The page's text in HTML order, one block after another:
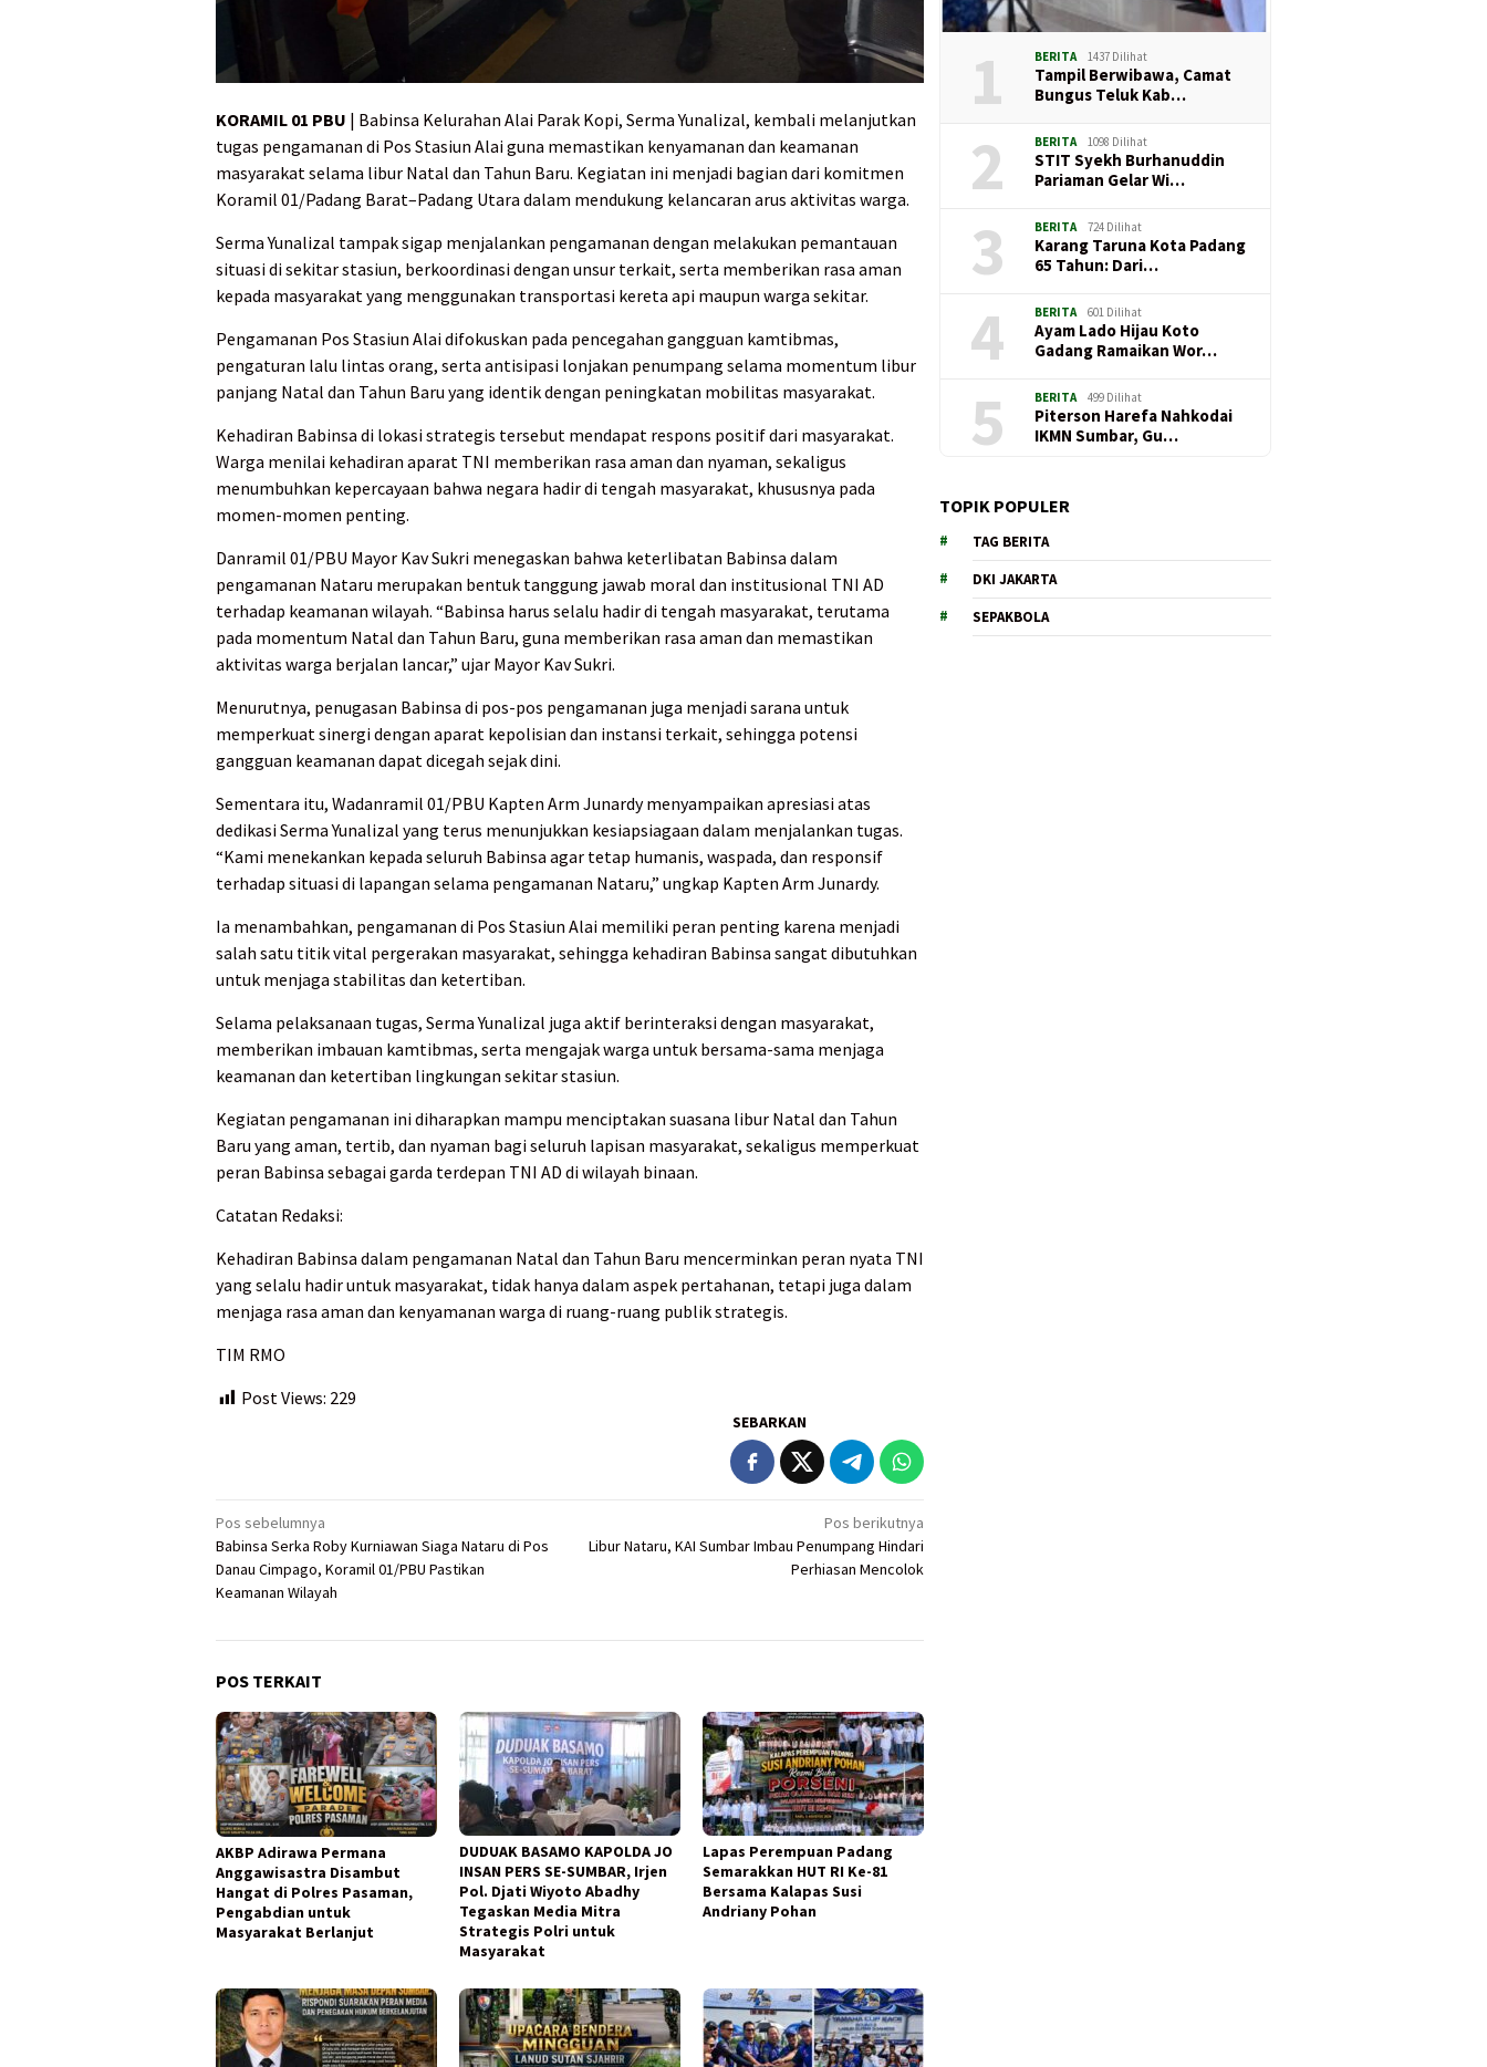
KORAMIL 01 PBU | Babinsa Kelurahan Alai Parak Kopi, Serma Yunalizal, kembali melanjutkan
tugas pengamanan di Pos Stasiun Alai guna memastikan kenyamanan dan keamanan
masyarakat selama libur Natal dan Tahun Baru. Kegiatan ini menjadi bagian dari komitmen
Koramil 01/Padang Barat–Padang Utara dalam mendukung kelancaran arus aktivitas warga.
Serma Yunalizal tampak sigap menjalankan pengamanan dengan melakukan pemantauan
situasi di sekitar stasiun, berkoordinasi dengan unsur terkait, serta memberikan rasa aman
kepada masyarakat yang menggunakan transportasi kereta api maupun warga sekitar.
Pengamanan Pos Stasiun Alai difokuskan pada pencegahan gangguan kamtibmas,
pengaturan lalu lintas orang, serta antisipasi lonjakan penumpang selama momentum libur
panjang Natal dan Tahun Baru yang identik dengan peningkatan mobilitas masyarakat.
Kehadiran Babinsa di lokasi strategis tersebut mendapat respons positif dari masyarakat.
Warga menilai kehadiran aparat TNI memberikan rasa aman dan nyaman, sekaligus
menumbuhkan kepercayaan bahwa negara hadir di tengah masyarakat, khususnya pada
momen-momen penting.
Danramil 01/PBU Mayor Kav Sukri menegaskan bahwa keterlibatan Babinsa dalam
pengamanan Nataru merupakan bentuk tanggung jawab moral dan institusional TNI AD
terhadap keamanan wilayah. “Babinsa harus selalu hadir di tengah masyarakat, terutama
pada momentum Natal dan Tahun Baru, guna memberikan rasa aman dan memastikan
aktivitas warga berjalan lancar,” ujar Mayor Kav Sukri.
Menurutnya, penugasan Babinsa di pos-pos pengamanan juga menjadi sarana untuk
memperkuat sinergi dengan aparat kepolisian dan instansi terkait, sehingga potensi
gangguan keamanan dapat dicegah sejak dini.
Sementara itu, Wadanramil 01/PBU Kapten Arm Junardy menyampaikan apresiasi atas
dedikasi Serma Yunalizal yang terus menunjukkan kesiapsiagaan dalam menjalankan tugas.
“Kami menekankan kepada seluruh Babinsa agar tetap humanis, waspada, dan responsif
terhadap situasi di lapangan selama pengamanan Nataru,” ungkap Kapten Arm Junardy.
Ia menambahkan, pengamanan di Pos Stasiun Alai memiliki peran penting karena menjadi
salah satu titik vital pergerakan masyarakat, sehingga kehadiran Babinsa sangat dibutuhkan
untuk menjaga stabilitas dan ketertiban.
Selama pelaksanaan tugas, Serma Yunalizal juga aktif berinteraksi dengan masyarakat,
memberikan imbauan kamtibmas, serta mengajak warga untuk bersama-sama menjaga
keamanan dan ketertiban lingkungan sekitar stasiun.
Kegiatan pengamanan ini diharapkan mampu menciptakan suasana libur Natal dan Tahun
Baru yang aman, tertib, dan nyaman bagi seluruh lapisan masyarakat, sekaligus memperkuat
peran Babinsa sebagai garda terdepan TNI AD di wilayah binaan.
Catatan Redaksi:
Kehadiran Babinsa dalam pengamanan Natal dan Tahun Baru mencerminkan peran nyata TNI
yang selalu hadir untuk masyarakat, tidak hanya dalam aspek pertahanan, tetapi juga dalam
menjaga rasa aman dan kenyamanan warga di ruang-ruang publik strategis.
TIM RMO
Post Views: 229
SEBARKAN
Navigasi
pos
Pos sebelumnya
Babinsa Serka Roby Kurniawan Siaga Nataru di Pos
Danau Cimpago, Koramil 01/PBU Pastikan
Keamanan Wilayah
Pos berikutnya
Libur Nataru, KAI Sumbar Imbau Penumpang Hindari
Perhiasan Mencolok
POS TERKAIT
AKBP Adirawa Permana
Anggawisastra Disambut
Hangat di Polres Pasaman,
Pengabdian untuk
Masyarakat Berlanjut
DUDUAK BASAMO KAPOLDA JO
INSAN PERS SE-SUMBAR, Irjen
Pol. Djati Wiyoto Abadhy
Tegaskan Media Mitra
Strategis Polri untuk
Masyarakat
Lapas Perempuan Padang
Semarakkan HUT RI Ke-81
Bersama Kalapas Susi
Andriany Pohan
1 BERITA 1437 Dilihat
Tampil Berwibawa, Camat
Bungus Teluk Kab…
2 BERITA 1098 Dilihat
STIT Syekh Burhanuddin
Pariaman Gelar Wi…
3 BERITA 724 Dilihat
Karang Taruna Kota Padang
65 Tahun: Dari…
4 BERITA 601 Dilihat
Ayam Lado Hijau Koto
Gadang Ramaikan Wor…
5 BERITA 499 Dilihat
Piterson Harefa Nahkodai
IKMN Sumbar, Gu…
TOPIK POPULER
TAG BERITA
DKI JAKARTA
SEPAKBOLA